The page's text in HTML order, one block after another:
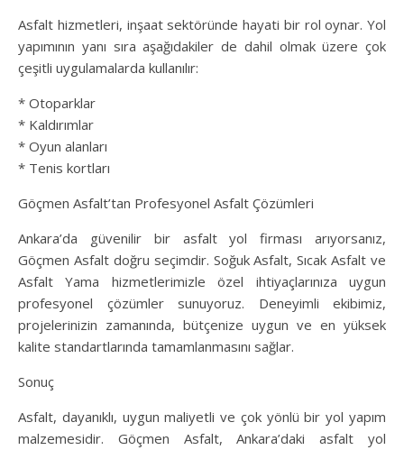
Asfalt hizmetleri, inşaat sektöründe hayati bir rol oynar. Yol
yapımının yanı sıra aşağıdakiler de dahil olmak üzere çok
çeşitli uygulamalarda kullanılır:
* Otoparklar
* Kaldırımlar
* Oyun alanları
* Tenis kortları
Göçmen Asfalt’tan Profesyonel Asfalt Çözümleri
Ankara’da güvenilir bir asfalt yol firması arıyorsanız,
Göçmen Asfalt doğru seçimdir. Soğuk Asfalt, Sıcak Asfalt ve
Asfalt Yama hizmetlerimizle özel ihtiyaçlarınıza uygun
profesyonel çözümler sunuyoruz. Deneyimli ekibimiz,
projelerinizin zamanında, bütçenize uygun ve en yüksek
kalite standartlarında tamamlanmasını sağlar.
Sonuç
Asfalt, dayanıklı, uygun maliyetli ve çok yönlü bir yol yapım
malzemesidir. Göçmen Asfalt, Ankara’daki asfalt yol